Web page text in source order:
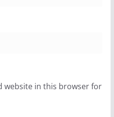
website in this browser for